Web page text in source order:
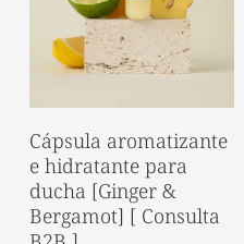
Cápsula aromatizante
e hidratante para
ducha [Ginger &
Bergamot] [ Consulta